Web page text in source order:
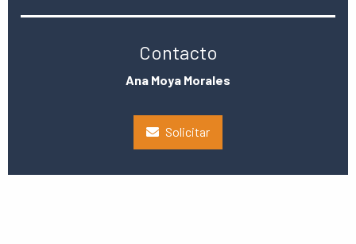
Contacto
Ana Moya Morales
Solicitar